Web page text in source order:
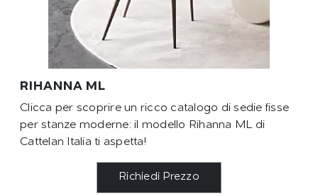
RIHANNA ML
Clicca per scoprire un ricco catalogo di sedie fisse
per stanze moderne: il modello Rihanna ML di
Cattelan Italia ti aspetta!
Richiedi Prezzo